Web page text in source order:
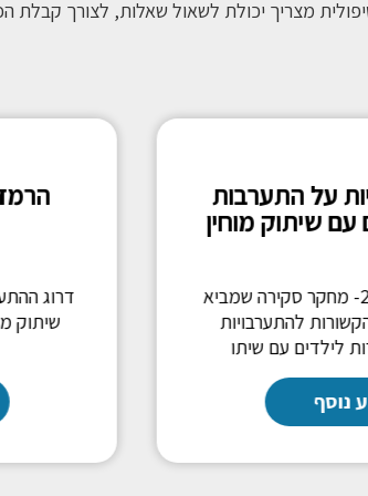
מצריך יכולת לשאול שאלות, לצורך קבלת
התאמות מוטוריות
הקשורות לגיל בזמן